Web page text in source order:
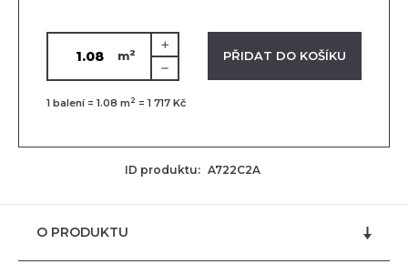
m2
VLOŽENO V KOŠÍKU PŘIDAT DO KOŠÍKU
1 balení = 1.08 m 2 = 1 717 Kč
ID produktu: A722C2A
O PRODUKTU